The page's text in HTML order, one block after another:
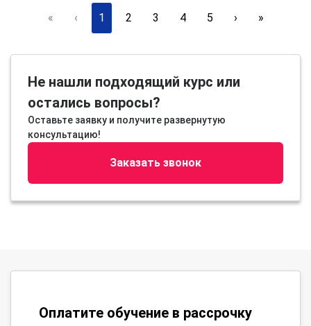
« ‹ 1 2 3 4 5 › »
Не нашли подходящий курс или
остались вопросы?
Оставьте заявку и получите развернутую
консультацию!
Заказать звонок
Оплатите обучение в рассрочку